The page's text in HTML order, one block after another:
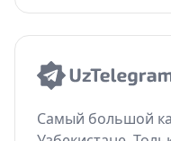
Самый большой